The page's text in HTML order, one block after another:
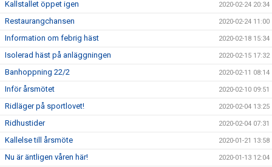
Kallstallet öppet igen 2020-02-24 20:34
Restaurangchansen 2020-02-24 11:00
Information om febrig häst 2020-02-18 15:34
Isolerad häst på anläggningen 2020-02-15 17:32
Banhoppning 22/2 2020-02-11 08:14
Inför årsmötet 2020-02-10 09:51
Ridläger på sportlovet! 2020-02-04 13:25
Ridhustider 2020-02-04 07:31
Kallelse till årsmöte 2020-01-21 13:58
Nu är äntligen våren här! 2020-01-13 12:04